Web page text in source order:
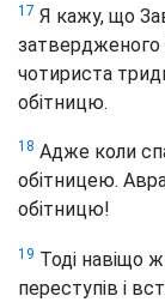
17 Я кажу, що
затвердженого
чотириста
обітницю.
18 Адже коли
обітницею.
обітницю!
19 Тоді навіщо
переступів і